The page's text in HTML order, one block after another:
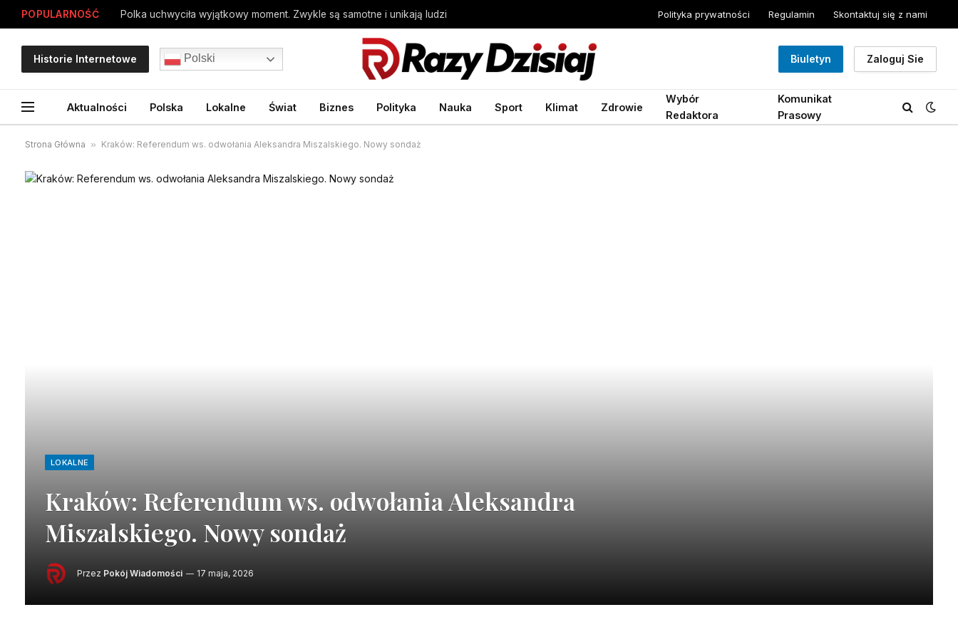
POPULARNOŚĆ Polka uchwyciła wyjątkowy moment. Zwykle są samotne i unikają ludzi Polityka prywatności Regulamin Skontaktuj się z nami
Historie Internetowe Polski Biuletyn Zaloguj Sie
Aktualności Polska Lokalne Świat Biznes Polityka Nauka Sport Klimat Zdrowie
Wybór
Redaktora
Komunikat
Prasowy
Strona Główna » Kraków: Referendum ws. odwołania Aleksandra Miszalskiego. Nowy sondaż
LOKALNE
Kraków: Referendum ws. odwołania Aleksandra
Miszalskiego. Nowy sondaż
Przez Pokój Wiadomości 17 maja, 2026